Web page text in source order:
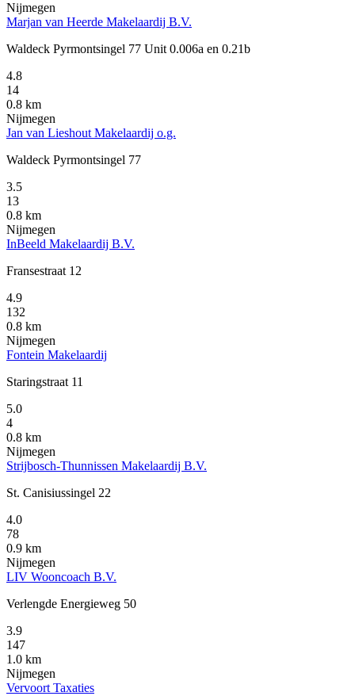
Nijmegen
Marjan van Heerde Makelaardij B.V.
Waldeck Pyrmontsingel 77 Unit 0.006a en 0.21b
4.8
14
0.8 km
Nijmegen
Jan van Lieshout Makelaardij o.g.
Waldeck Pyrmontsingel 77
3.5
13
0.8 km
Nijmegen
InBeeld Makelaardij B.V.
Fransestraat 12
4.9
132
0.8 km
Nijmegen
Fontein Makelaardij
Staringstraat 11
5.0
4
0.8 km
Nijmegen
Strijbosch-Thunnissen Makelaardij B.V.
St. Canisiussingel 22
4.0
78
0.9 km
Nijmegen
LIV Wooncoach B.V.
Verlengde Energieweg 50
3.9
147
1.0 km
Nijmegen
Vervoort Taxaties